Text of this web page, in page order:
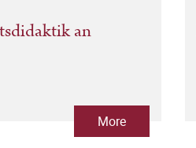
an
More